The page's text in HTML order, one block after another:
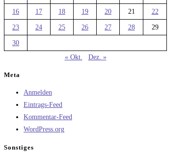
16 17 18 19 20 21 22
23 24 25 26 27 28 29
30
« Okt.
Dez. »
Meta
Anmelden
Eintrags-Feed
Kommentar-Feed
WordPress.org
Sonstiges